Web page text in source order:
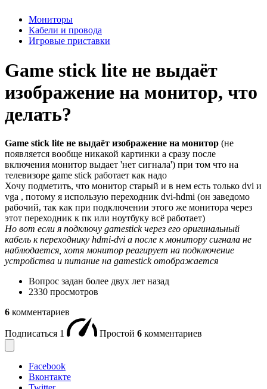
Мониторы
Кабели и провода
Игровые приставки
Game stick lite не выдаёт
изображение на монитор, что
делать?
Game stick lite не выдаёт изображение на монитор (не
появляется вообще никакой картинки а сразу после
включения монитор выдает 'нет сигнала') при том что на
телевизоре game stick работает как надо
Хочу подметить, что монитор старый и в нем есть только dvi и
vga , потому я использую переходник dvi-hdmi (он заведомо
рабочий, так как при подключении этого же монитора через
этот переходник к пк или ноутбуку всё работает)
Но вот если я подключу gamestick через его оригинальный
кабель к переходнику hdmi-dvi а после к монитору сигнала не
наблюдается, хотя монитор реагирует на подключение
устройства и питание на gamestick отображается
Вопрос задан более двух лет назад
2330 просмотров
6 комментариев
Подписаться 1 Простой 6 комментариев
Facebook
Вконтакте